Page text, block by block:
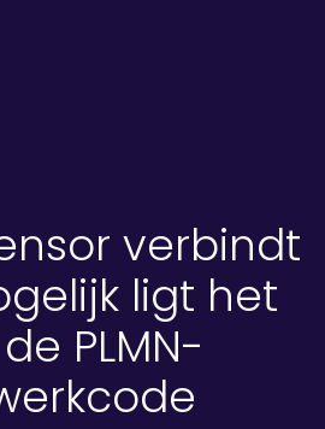
verbindt
ligt het
PLMN-